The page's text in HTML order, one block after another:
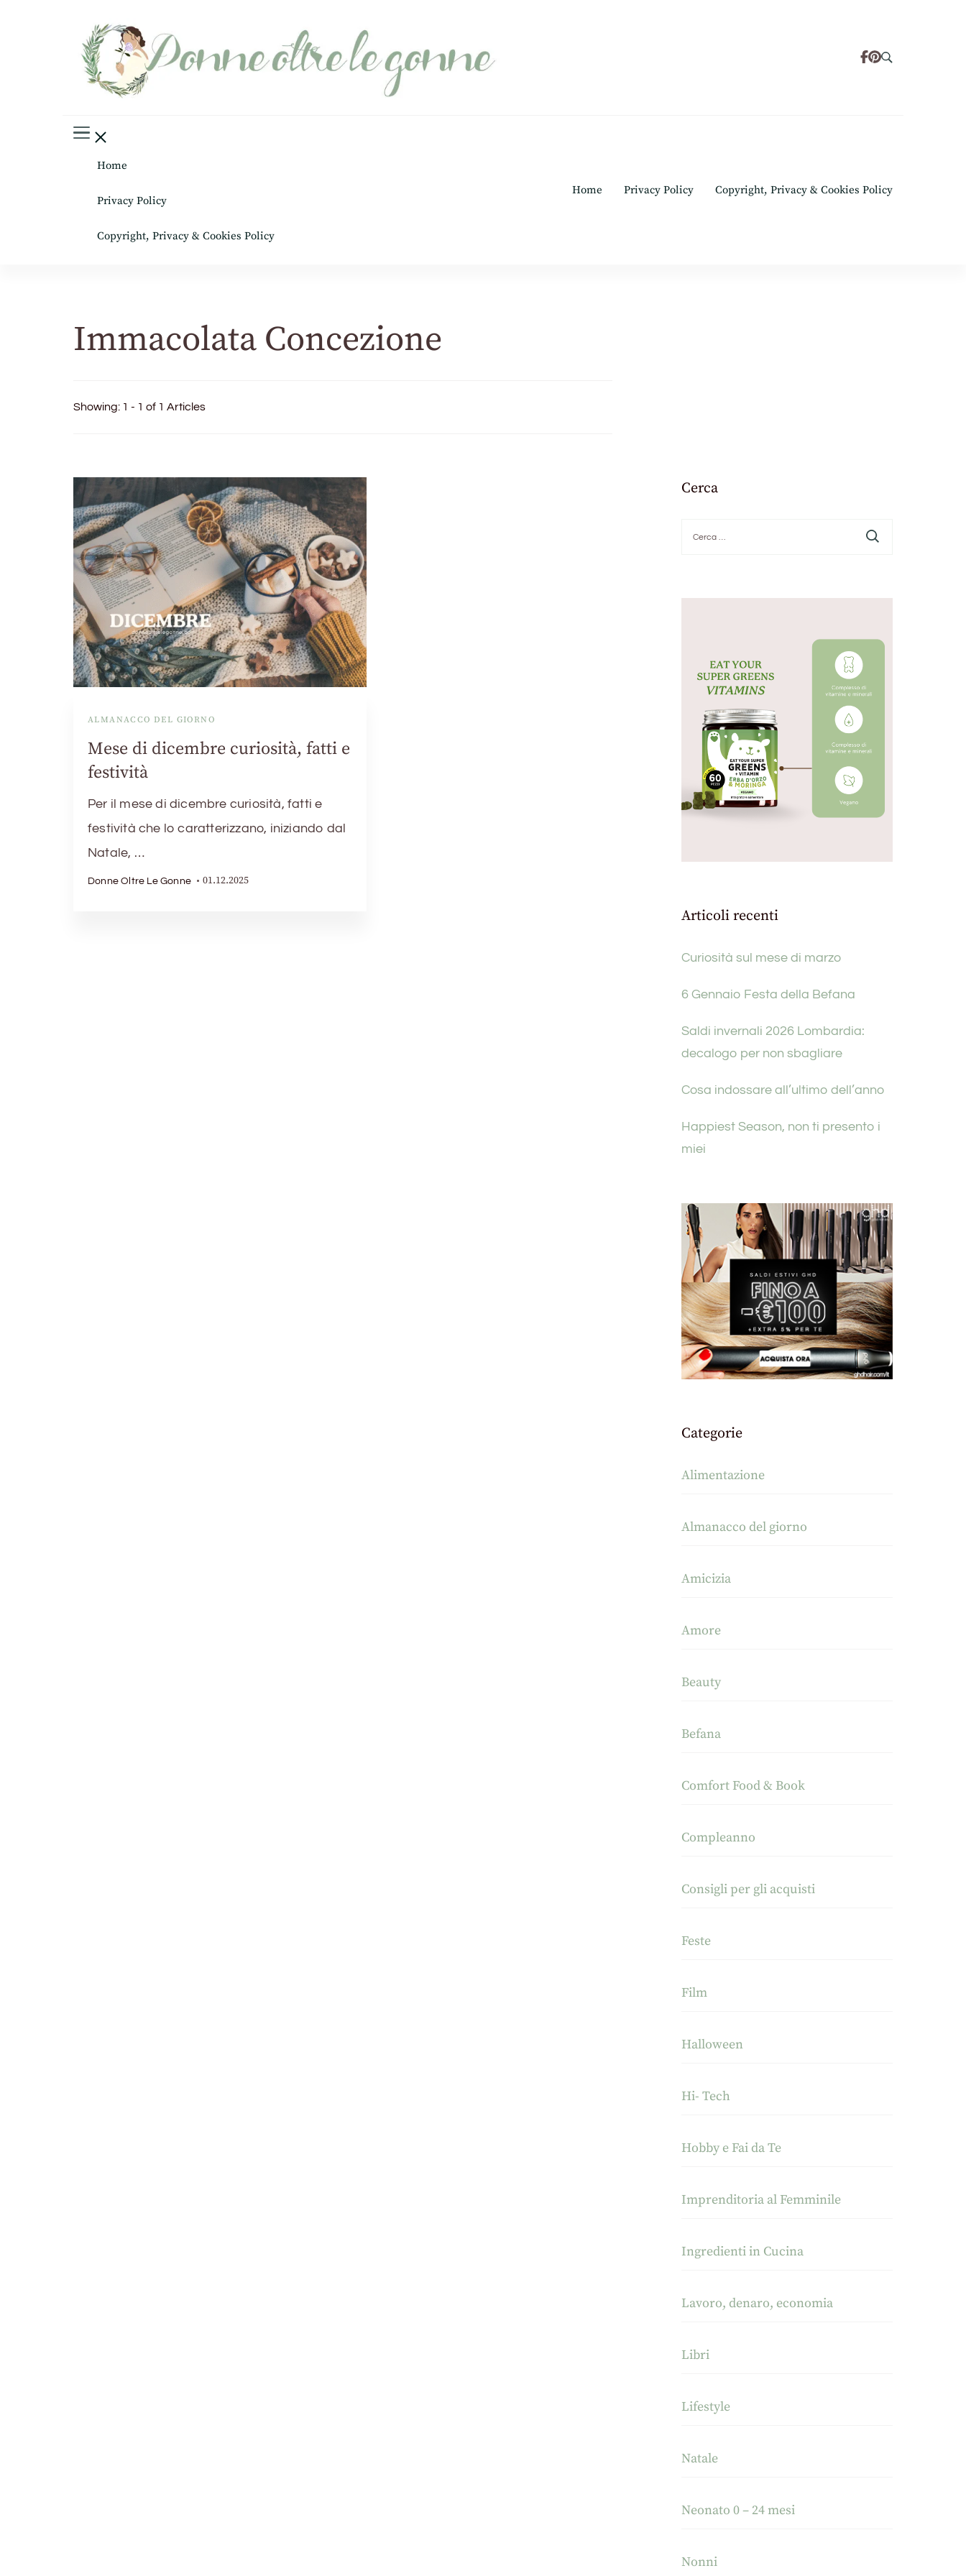
Home
Privacy Policy
Copyright, Privacy & Cookies Policy
Home Privacy Policy Copyright, Privacy & Cookies Policy
Immacolata Concezione
Showing: 1 - 1 of 1 Articles
ALMANACCO DEL GIORNO
Mese di dicembre curiosità, fatti e
festività
Per il mese di dicembre curiosità, fatti e
festività che lo caratterizzano, iniziando dal
Natale, …
Donne Oltre Le Gonne 01.12.2025
Cerca
per:
Articoli recenti
Curiosità sul mese di marzo
6 Gennaio Festa della Befana
Saldi invernali 2026 Lombardia:
decalogo per non sbagliare
Cosa indossare all’ultimo dell’anno
Happiest Season, non ti presento i
miei
Categorie
Alimentazione
Almanacco del giorno
Amicizia
Amore
Beauty
Befana
Comfort Food & Book
Compleanno
Consigli per gli acquisti
Feste
Film
Halloween
Hi- Tech
Hobby e Fai da Te
Imprenditoria al Femminile
Ingredienti in Cucina
Lavoro, denaro, economia
Libri
Lifestyle
Natale
Neonato 0 – 24 mesi
Nonni